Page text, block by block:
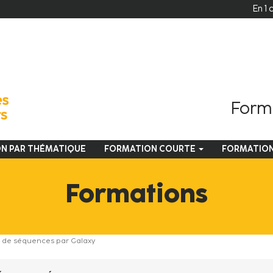
En 1
PAR THÉMATIQUE FORMATION COURTE
Formations
séquences par Galaxy